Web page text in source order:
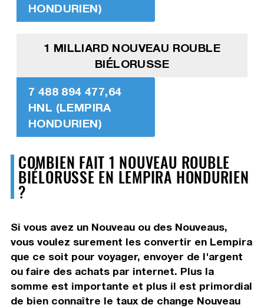
HONDURIEN)
1 MILLIARD NOUVEAU ROUBLE
BIÉLORUSSE
7 488 894 477,64
HNL (LEMPIRA
HONDURIEN)
COMBIEN FAIT 1 NOUVEAU ROUBLE
BIÉLORUSSE EN LEMPIRA HONDURIEN
?
Si vous avez un Nouveau ou des Nouveaus,
vous voulez surement les convertir en Lempira
que ce soit pour voyager, envoyer de l'argent
ou faire des achats par internet. Plus la
somme est importante et plus il est primordial
de bien connaître le taux de change Nouveau